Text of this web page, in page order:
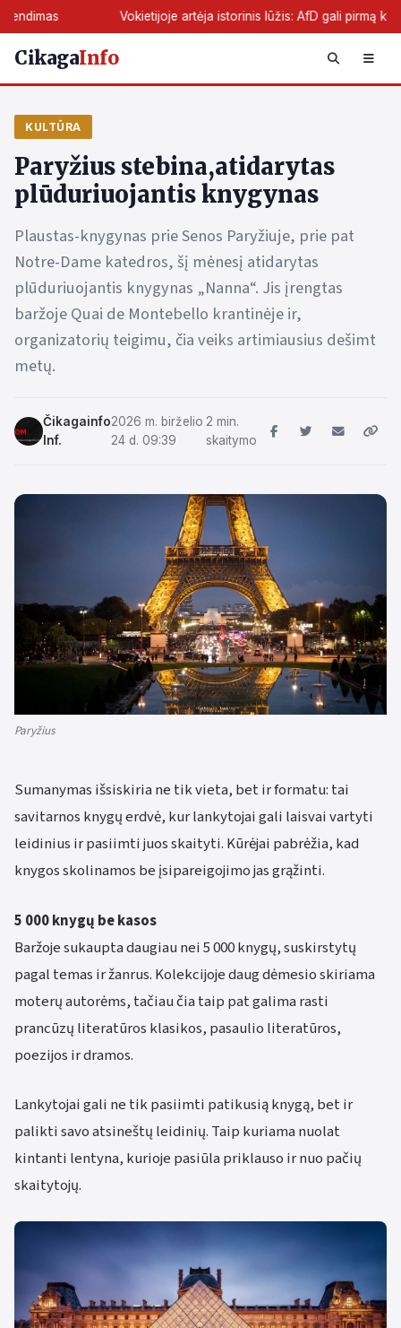
Vokietijoje artėja istorinis lūžis: AfD gali pirmą kartą perimti
CikagaInfo
KULTŪRA
Paryžius stebina,atidarytas
plūduriuojantis knygynas
Plaustas-knygynas prie Senos Paryžiuje, prie pat
Notre-Dame katedros, šį mėnesį atidarytas
plūduriuojantis knygynas „Nanna“. Jis įrengtas
baržoje Quai de Montebello krantinėje ir,
organizatorių teigimu, čia veiks artimiausius dešimt
metų.
Čikagainfo
Inf.
2026 m. birželio
24 d. 09:39
2 min.
skaitymo
Paryžius
Sumanymas išsiskiria ne tik vieta, bet ir formatu: tai
savitarnos knygų erdvė, kur lankytojai gali laisvai vartyti
leidinius ir pasiimti juos skaityti. Kūrėjai pabrėžia, kad
knygos skolinamos be įsipareigojimo jas grąžinti.
5 000 knygų be kasos
Baržoje sukaupta daugiau nei 5 000 knygų, suskirstytų
pagal temas ir žanrus. Kolekcijoje daug dėmesio skiriama
moterų autorėms, tačiau čia taip pat galima rasti
prancūzų literatūros klasikos, pasaulio literatūros,
poezijos ir dramos.
Lankytojai gali ne tik pasiimti patikusią knygą, bet ir
palikti savo atsineštų leidinių. Taip kuriama nuolat
kintanti lentyna, kurioje pasiūla priklauso ir nuo pačių
skaitytojų.